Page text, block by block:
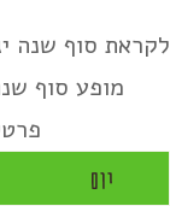
לקראת סוף שנה
מופע סוף
יום